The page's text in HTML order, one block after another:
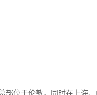
位于伦敦，同时在上海、